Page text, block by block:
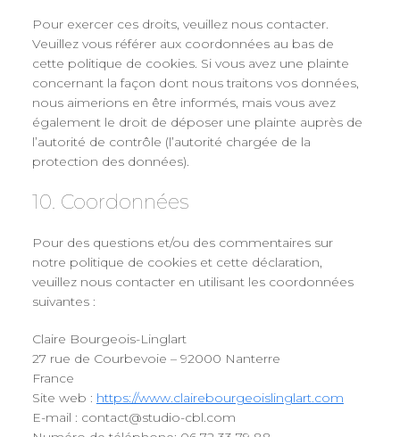
Pour exercer ces droits, veuillez nous contacter.
Veuillez vous référer aux coordonnées au bas de
cette politique de cookies. Si vous avez une plainte
concernant la façon dont nous traitons vos données,
nous aimerions en être informés, mais vous avez
également le droit de déposer une plainte auprès de
l’autorité de contrôle (l’autorité chargée de la
protection des données).
10. Coordonnées
Pour des questions et/ou des commentaires sur
notre politique de cookies et cette déclaration,
veuillez nous contacter en utilisant les coordonnées
suivantes :
Claire Bourgeois-Linglart
27 rue de Courbevoie – 92000 Nanterre
France
Site web : https://www.clairebourgeoislinglart.com
E-mail : moc.lbc-oiduts@tcatnoc